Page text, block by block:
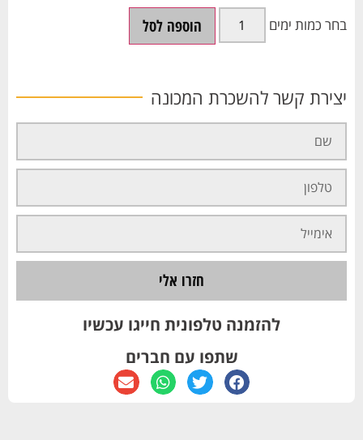
הוספה לסל
יצירת קשר להשכרת המכונה
חזרו אלי
להזמנה טלפונית חייגו עכשיו
שתפו עם חברים